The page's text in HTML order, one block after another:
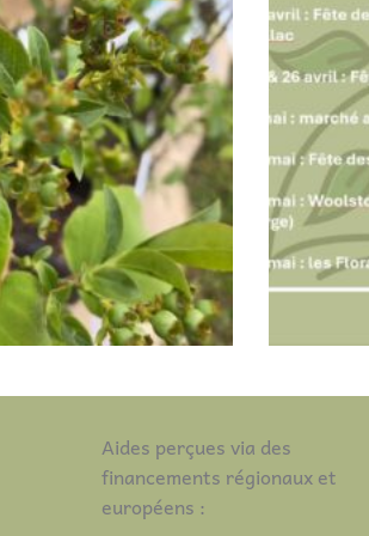
Aides perçues via des
financements régionaux et
européens :